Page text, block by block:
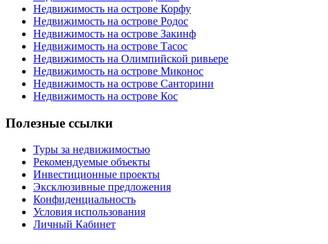
Недвижимость на острове Корфу
Недвижимость на острове Родос
Недвижимость на острове Закинф
Недвижимость на острове Тасос
Недвижимость на Олимпийской ривьере
Недвижимость на острове Миконос
Недвижимость на острове Санторини
Недвижимость на острове Кос
Полезные ссылки
Туры за недвижимостью
Рекомендуемые объекты
Инвестиционные проекты
Эксклюзивные предложения
Конфиденциальность
Условия использования
Личный Кабинет